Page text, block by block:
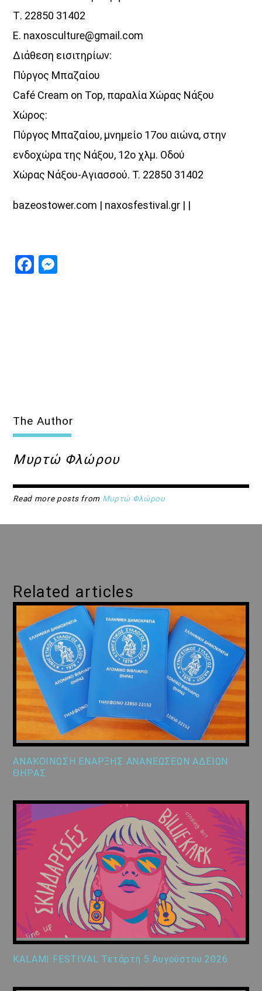
Τ. 22850 31402
E. naxosculture@gmail.com
Διάθεση εισιτηρίων:
Πύργος Μπαζαίου
Café Cream on Top, παραλία Χώρας Νάξου
Χώρος:
Πύργος Μπαζαίου, μνημείο 17ου αιώνα, στην
ενδοχώρα της Νάξου, 12ο χλμ. Οδού
Χώρας Νάξου-Αγιασσού. T. 22850 31402
bazeostower.com | naxosfestival.gr | |
Facebook
The Author
Μυρτώ Φλώρου
Read more posts from Μυρτώ Φλώρου
Related articles
ΑΝΑΚΟΙΝΩΣΗ ΕΝΑΡΞΗΣ ΑΝΑΝΕΩΣΕΩΝ ΑΔΕΙΩΝ
ΘΗΡΑΣ
KALAMI FESTIVAL Τετάρτη 5 Αυγούστου 2026